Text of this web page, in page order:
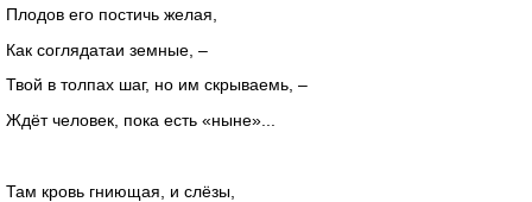
Плодов его постичь желая,
Как соглядатаи земные, –
Твой в толпах шаг, но им скрываемь, –
Ждёт человек, пока есть «ныне»...
Там кровь гниющая, и слёзы,